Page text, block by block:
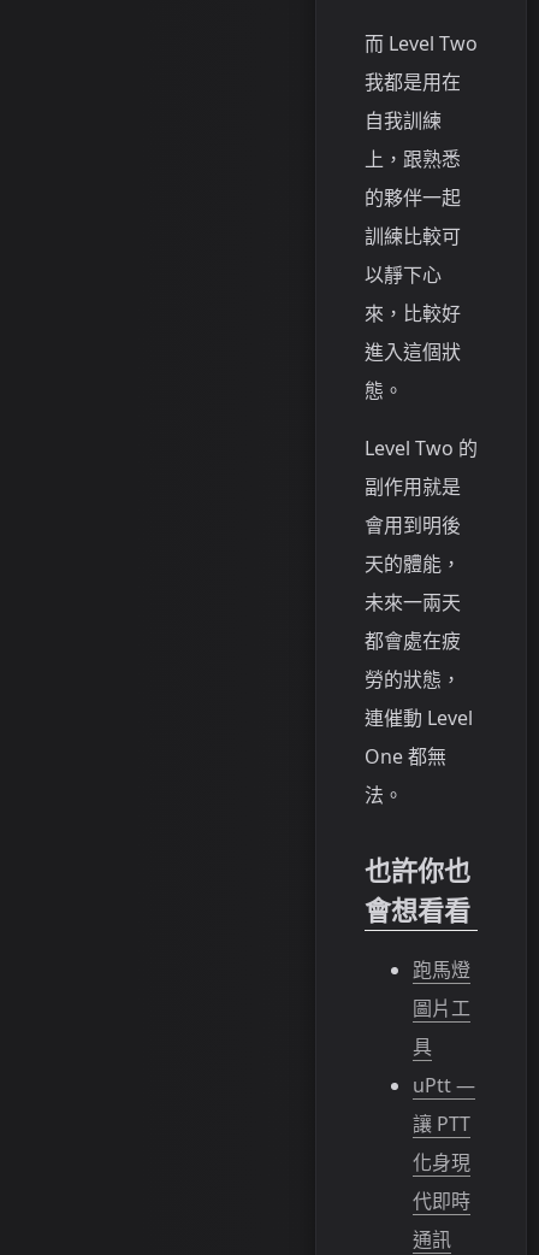
而 Level Two
我都是用在
自我訓練
上，跟熟悉
的夥伴一起
訓練比較可
以靜下心
來，比較好
進入這個狀
態。
Level Two 的
副作用就是
會用到明後
天的體能，
未來一兩天
都會處在疲
勞的狀態，
連催動 Level
One 都無
法。
也許你也
會想看看
跑馬燈
圖片工
具
uPtt —
讓 PTT
化身現
代即時
通訊